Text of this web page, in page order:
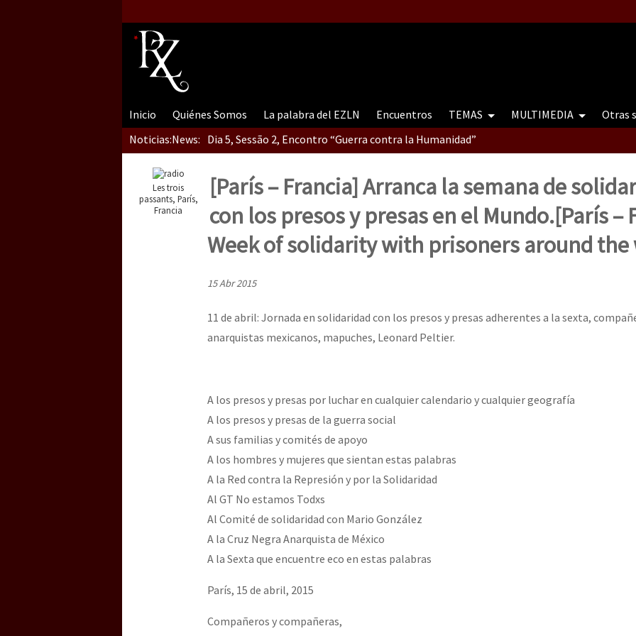
Inicio Quiénes Somos La palabra del EZLN Encuentros TEMAS MULTIMEDIA Otras
Noticias:News: Dia 5, Sessão 2, Encontro “Guerra contra la Humanidad”
Dia 5, sessão 1, do Encontro “Guerra contra a Humanidade”(As populações e a natureza
Dia 4 – Encontro “Guerra contra a Humanidade” (As populações e a natureza sob cerco)
Dia 3 do Encontro “Guerra contra a Humanidade”
Dia 1: Encontro “Guerra contra a Humanidade”
[CDMX – 20 julio] Jornadas globales por la libertad de Jesús Plácido Galindo y el alto a la
“Sonhando a Terra do Bem Virá” se publica no Estado Espanhol
Se o México sabe, que o mundo saiba! Nossas lutas pela memória, a justiça e a dignidade
Les trois
passants, París,
Francia
[París – Francia] Arranca la semana de
con los presos y presas en el Mundo.[París –
Week of solidarity with prisoners around
15 Abr 2015
11 de abril: Jornada en solidaridad con los presos y presas adherentes a la sexta,
anarquistas mexicanos, mapuches, Leonard Peltier.
A los presos y presas por luchar en cualquier calendario y cualquier geografía
A los presos y presas de la guerra social
A sus familias y comités de apoyo
A los hombres y mujeres que sientan estas palabras
A la Red contra la Represión y por la Solidaridad
Al GT No estamos Todxs
Al Comité de solidaridad con Mario González
A la Cruz Negra Anarquista de México
A la Sexta que encuentre eco en estas palabras
París, 15 de abril, 2015
Compañeros y compañeras,